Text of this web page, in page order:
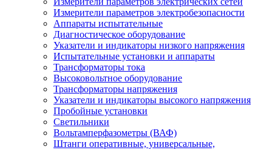
Измерители параметров электробезопасности
Аппараты испытательные
Диагностическое оборудование
Указатели и индикаторы низкого напряжения
Испытательные установки и аппараты
Трансформаторы тока
Высоковольтное оборудование
Трансформаторы напряжения
Указатели и индикаторы высокого напряжения
Пробойные установки
Светильники
Вольтамперфазометры (ВАФ)
Штанги оперативные, универсальные,